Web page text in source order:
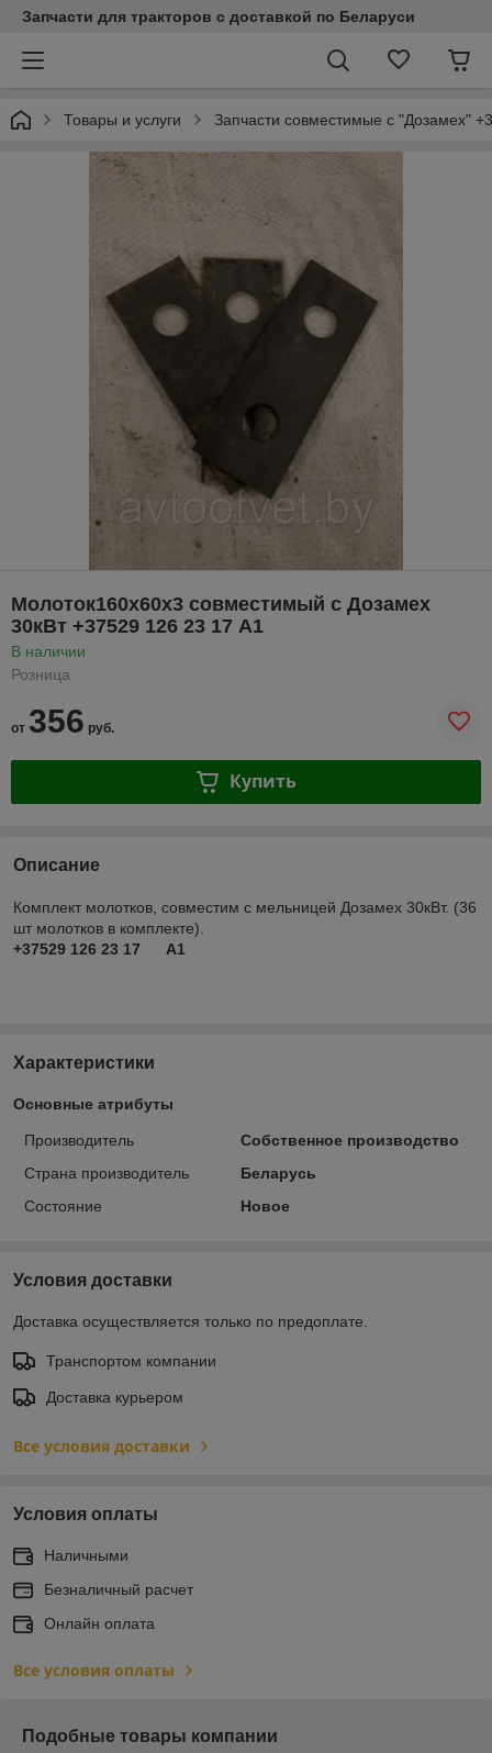
Запчасти для тракторов с доставкой по Беларуси
Товары и услуги Запчасти совместимые с "Дозамех"
Молоток160х60х3 совместимый с Дозамех
30кВт +37529 126 23 17 A1
В наличии
Розница
от 356 руб.
Купить
Описание
Комплект молотков, совместим с мельницей Дозамех 30кВт. (36
шт молотков в комплекте).
+37529 126 23 17 A1
Характеристики
Основные атрибуты
Производитель
Собственное производство
Страна производитель
Беларусь
Состояние
Новое
Условия доставки
Доставка осуществляется только по предоплате.
Транспортом компании
Доставка курьером
Все условия доставки
Условия оплаты
Наличными
Безналичный расчет
Онлайн оплата
Все условия оплаты
Подобные товары компании